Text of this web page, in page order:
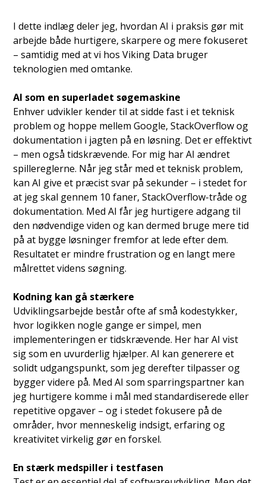
I dette indlæg deler jeg, hvordan AI i praksis gør mit
arbejde både hurtigere, skarpere og mere fokuseret
– samtidig med at vi hos Viking Data bruger
teknologien med omtanke.
AI som en superladet søgemaskine
Enhver udvikler kender til at sidde fast i et teknisk
problem og hoppe mellem Google, StackOverflow og
dokumentation i jagten på en løsning. Det er effektivt
– men også tidskrævende. For mig har AI ændret
spillereglerne. Når jeg står med et teknisk problem,
kan AI give et præcist svar på sekunder – i stedet for
at jeg skal gennem 10 faner, StackOverflow-tråde og
dokumentation. Med AI får jeg hurtigere adgang til
den nødvendige viden og kan dermed bruge mere tid
på at bygge løsninger fremfor at lede efter dem.
Resultatet er mindre frustration og en langt mere
målrettet videns søgning.
Kodning kan gå stærkere
Udviklingsarbejde består ofte af små kodestykker,
hvor logikken nogle gange er simpel, men
implementeringen er tidskrævende. Her har AI vist
sig som en uvurderlig hjælper. AI kan generere et
solidt udgangspunkt, som jeg derefter tilpasser og
bygger videre på. Med AI som sparringspartner kan
jeg hurtigere komme i mål med standardiserede eller
repetitive opgaver – og i stedet fokusere på de
områder, hvor menneskelig indsigt, erfaring og
kreativitet virkelig gør en forskel.
En stærk medspiller i testfasen